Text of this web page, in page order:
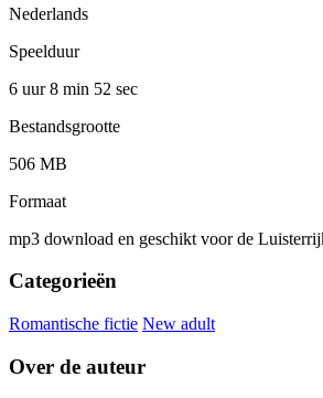
Nederlands
Speelduur
6 uur 8 min 52 sec
Bestandsgrootte
506 MB
Formaat
mp3 download en geschikt voor de
Categorieën
Romantische fictie New adult
Over de auteur